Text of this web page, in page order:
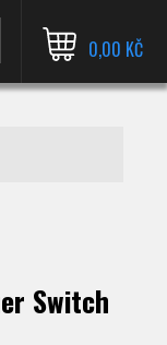
0,00 KČ
Switch